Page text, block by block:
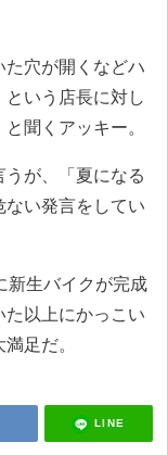
た穴が開くなどハ
いう店長に対し
聞くアッキー。
が、「夏になる
ない発言をしてい
新生バイクが完成
た以上にかっこい
足だ。
LINE